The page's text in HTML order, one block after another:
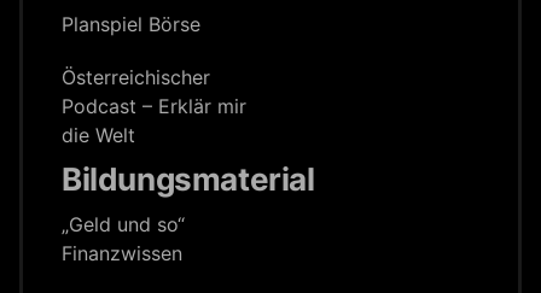
Planspiel Börse
Österreichischer
Podcast – Erklär mir
die Welt
Bildungsmaterial
„Geld und so“
Finanzwissen